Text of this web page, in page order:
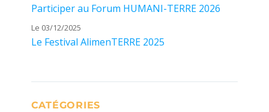
Participer au Forum HUMANI-TERRE 2026
Le 03/12/2025
Le Festival AlimenTERRE 2025
CATÉGORIES